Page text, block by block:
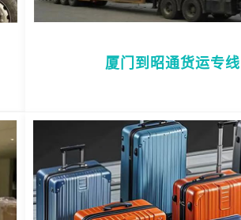
厦门到昭通货运专线